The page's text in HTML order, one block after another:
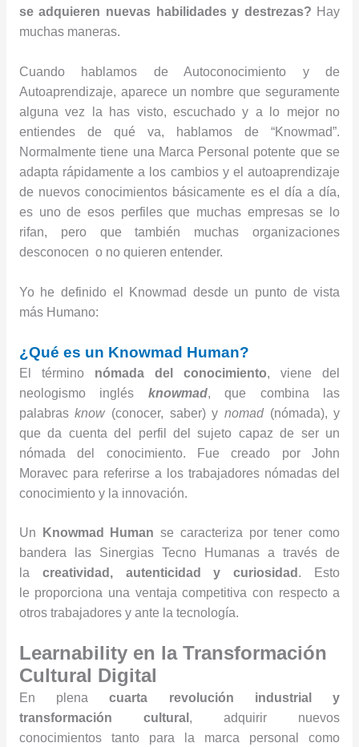
se adquieren nuevas habilidades y destrezas? Hay
muchas maneras.
Cuando hablamos de Autoconocimiento y de
Autoaprendizaje, aparece un nombre que seguramente
alguna vez la has visto, escuchado y a lo mejor no
entiendes de qué va, hablamos de “Knowmad”.
Normalmente tiene una Marca Personal potente que se
adapta rápidamente a los cambios y el autoaprendizaje
de nuevos conocimientos básicamente es el día a día,
es uno de esos perfiles que muchas empresas se lo
rifan, pero que también muchas organizaciones
desconocen o no quieren entender.
Yo he definido el Knowmad desde un punto de vista
más Humano:
¿Qué es un Knowmad Human?
El término nómada del conocimiento, viene del
neologismo inglés knowmad, que combina las
palabrasknow(conocer, saber) y nomad(nómada), y
que da cuenta del perfil del sujeto capaz de ser un
nómada del conocimiento. Fue creado por John
Moravec para referirse a los trabajadores nómadas del
conocimiento y la innovación.
Un Knowmad Human se caracteriza por tener como
bandera las Sinergias Tecno Humanas a través de
la creatividad, autenticidad y curiosidad . Esto
le proporciona una ventaja competitiva con respecto a
otros trabajadores y ante la tecnología.
Learnability en la Transformación
Cultural Digital
En plenacuarta revolución industrial y
transformación cultural , adquirir nuevos
conocimientos tanto para la marca personal como